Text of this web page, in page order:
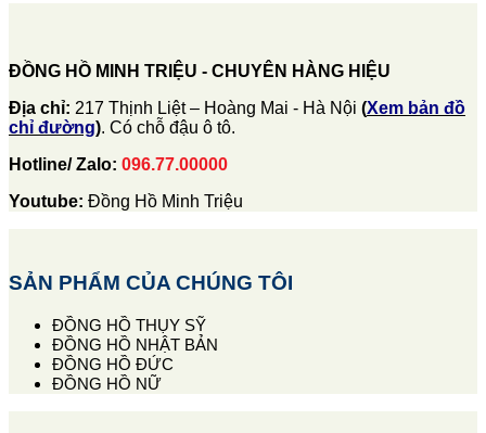
ĐỒNG HỒ MINH TRIỆU - CHUYÊN HÀNG HIỆU
Địa chỉ: 217 Thịnh Liệt – Hoàng Mai - Hà Nội (Xem bản đồ
chỉ đường). Có chỗ đậu ô tô.
Hotline/ Zalo: 096.77.00000
Youtube: Đồng Hồ Minh Triệu
SẢN PHẨM CỦA CHÚNG TÔI
ĐỒNG HỒ THỤY SỸ
ĐỒNG HỒ NHẬT BẢN
ĐỒNG HỒ ĐỨC
ĐỒNG HỒ NỮ